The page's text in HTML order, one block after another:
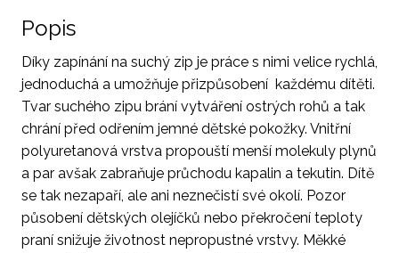
Popis
Díky zapínání na suchý zip je práce s nimi velice rychlá,
jednoduchá a umožňuje přizpůsobení každému dítěti.
Tvar suchého zipu brání vytváření ostrých rohů a tak
chrání před odřením jemné dětské pokožky. Vnitřní
polyuretanová vrstva propouští menší molekuly plynů
a par avšak zabraňuje průchodu kapalin a tekutin. Dítě
se tak nezapaří, ale ani neznečistí své okolí. Pozor
působení dětských olejíčků nebo překročení teploty
praní snižuje životnost nepropustné vrstvy. Měkké